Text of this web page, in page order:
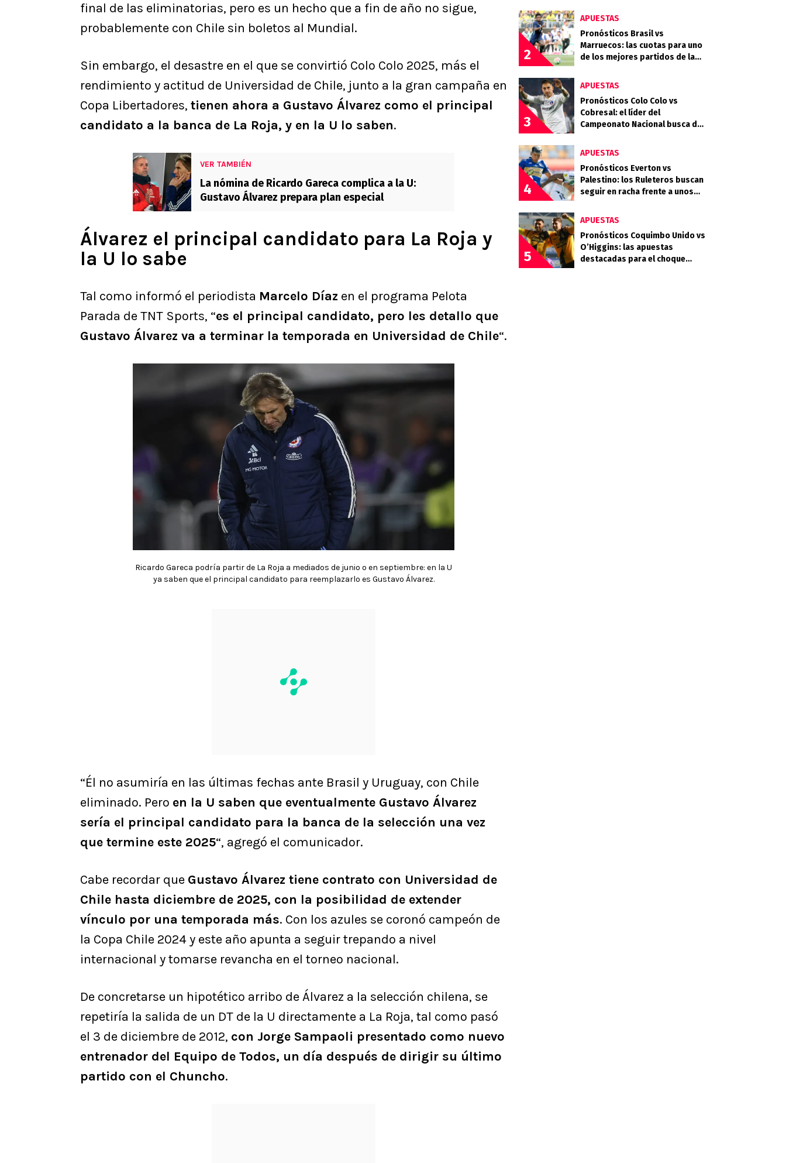
final de las eliminatorias, pero es un hecho que a fin de año no sigue,
probablemente con Chile sin boletos al Mundial.
Sin embargo, el desastre en el que se convirtió Colo Colo 2025, más el
rendimiento y actitud de Universidad de Chile, junto a la gran campaña en
Copa Libertadores, tienen ahora a Gustavo Álvarez como el principal
candidato a la banca de La Roja, y en la U lo saben.
VER TAMBIÉN
La nómina de Ricardo Gareca complica a la U:
Gustavo Álvarez prepara plan especial
Álvarez el principal candidato para La Roja y
la U lo sabe
Tal como informó el periodista Marcelo Díaz en el programa Pelota
Parada de TNT Sports, “es el principal candidato, pero les detallo que
Gustavo Álvarez va a terminar la temporada en Universidad de Chile“.
Ricardo Gareca podría partir de La Roja a mediados de junio o en septiembre: en la U
ya saben que el principal candidato para reemplazarlo es Gustavo Álvarez.
“Él no asumiría en las últimas fechas ante Brasil y Uruguay, con Chile
eliminado. Pero en la U saben que eventualmente Gustavo Álvarez
sería el principal candidato para la banca de la selección una vez
que termine este 2025“, agregó el comunicador.
Cabe recordar que Gustavo Álvarez tiene contrato con Universidad de
Chile hasta diciembre de 2025, con la posibilidad de extender
vínculo por una temporada más. Con los azules se coronó campeón de
la Copa Chile 2024 y este año apunta a seguir trepando a nivel
internacional y tomarse revancha en el torneo nacional.
De concretarse un hipotético arribo de Álvarez a la selección chilena, se
repetiría la salida de un DT de la U directamente a La Roja, tal como pasó
el 3 de diciembre de 2012, con Jorge Sampaoli presentado como nuevo
entrenador del Equipo de Todos, un día después de dirigir su último
partido con el Chuncho.
2
APUESTAS
Pronósticos Brasil vs
Marruecos: las cuotas para uno
de los mejores partidos de la
3
APUESTAS
Pronósticos Colo Colo vs
Cobresal: el líder del
Campeonato Nacional busca dar
4
APUESTAS
Pronósticos Everton vs
Palestino: los Ruleteros buscan
seguir en racha frente a unos
5
APUESTAS
Pronósticos Coquimbo Unido vs
O’Higgins: las apuestas
destacadas para el choque